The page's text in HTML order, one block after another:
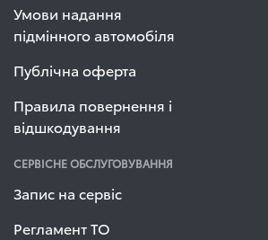
Умови надання
підмінного автомобіля
Публічна оферта
Правила повернення і
відшкодування
СЕРВІСНЕ ОБСЛУГОВУВАННЯ
Запис на сервіс
Регламент ТО